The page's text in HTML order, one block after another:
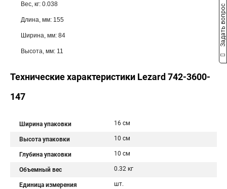
Вес, кг: 0.038
Длина, мм: 155
Ширина, мм: 84
Высота, мм: 11
Технические характеристики Lezard 742-3600-
147
Ширина упаковки 16 см
Высота упаковки 10 см
Глубина упаковки 10 см
Объемный вес 0.32 кг
Единица измерения шт.
Задать вопрос